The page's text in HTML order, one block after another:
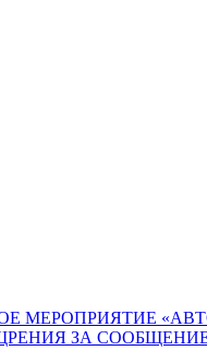
МЕРОПРИЯТИЕ
ЗА